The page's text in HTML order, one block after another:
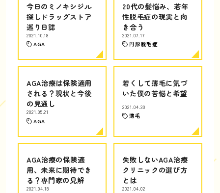
今日のミノキシジル
探しドラッグストア
巡り日誌
2021.10.18
AGA
20代の髪悩み、若年
性脱毛症の現実と向
き合う
2021.07.17
円形脱毛症
AGA治療は保険適用
される？現状と今後
の見通し
2021.05.21
AGA
若くして薄毛に気づ
いた僕の苦悩と希望
2021.04.30
薄毛
AGA治療の保険適
用、未来に期待でき
る？専門家の見解
2021.04.18
失敗しないAGA治療
クリニックの選び方
とは
2021.04.02